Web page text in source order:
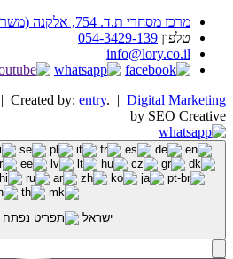
מרכז מסחרי ת.ד. 754, אלקנה (משרדים בלבד)
טלפון 054-3429-139
info@lory.co.il
| Created by: entry. | Digital Marketing
by SEO Creative
ישראל